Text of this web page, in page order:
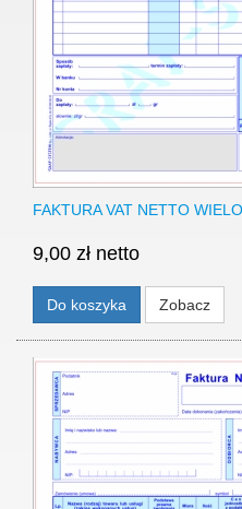
FAKTURA VAT NETTO
9,00 zł netto
Do koszyka Zobacz